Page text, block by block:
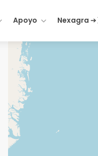
Apoyo Nexagra ➔